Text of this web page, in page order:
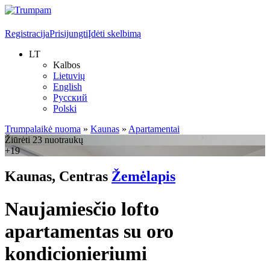
RegistracijaPrisijungtiĮdėti skelbimą
LT
Kalbos
Lietuvių
English
Русский
Polski
Trumpalaikė nuoma » Kaunas » Apartamentai
Žiūrėti 23 nuotraukų
+19
Kaunas, Centras Žemėlapis
Naujamiesčio lofto
apartamentas su oro
kondicionieriumi